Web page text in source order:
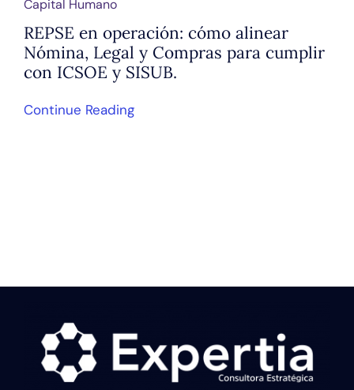
Capital Humano
REPSE en operación: cómo alinear
Nómina, Legal y Compras para cumplir
con ICSOE y SISUB.
Continue Reading